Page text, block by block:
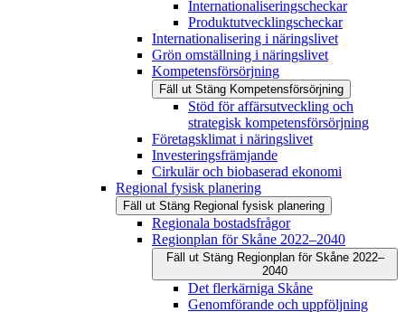
Internationaliseringscheckar
Produktutvecklingscheckar
Internationalisering i näringslivet
Grön omställning i näringslivet
Kompetensförsörjning
Fäll ut Stäng Kompetensförsörjning
Stöd för affärsutveckling och
strategisk kompetensförsörjning
Företagsklimat i näringslivet
Investeringsfrämjande
Cirkulär och biobaserad ekonomi
Regional fysisk planering
Fäll ut Stäng Regional fysisk planering
Regionala bostadsfrågor
Regionplan för Skåne 2022–2040
Fäll ut Stäng Regionplan för Skåne 2022–
2040
Det flerkärniga Skåne
Genomförande och uppföljning